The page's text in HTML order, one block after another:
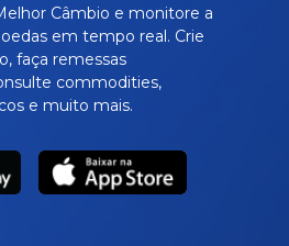
Câmbio e monitore a
em tempo real. Crie
faça remessas
commodities,
e muito mais.